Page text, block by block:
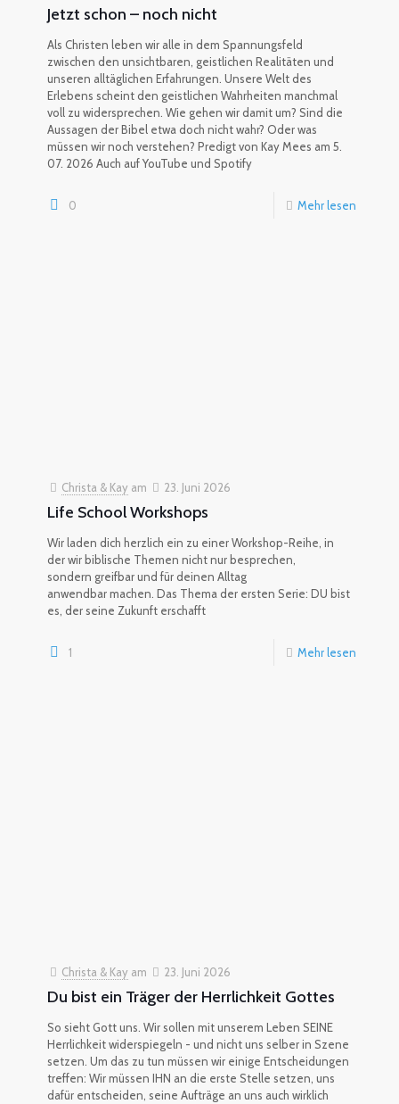
Jetzt schon – noch nicht
Als Christen leben wir alle in dem Spannungsfeld
zwischen den unsichtbaren, geistlichen Realitäten und
unseren alltäglichen Erfahrungen. Unsere Welt des
Erlebens scheint den geistlichen Wahrheiten manchmal
voll zu widersprechen. Wie gehen wir damit um? Sind die
Aussagen der Bibel etwa doch nicht wahr? Oder was
müssen wir noch verstehen? Predigt von Kay Mees am 5.
07. 2026 Auch auf YouTube und Spotify
0 Mehr lesen
Christa & Kay am 23. Juni 2026
Life School Workshops
Wir laden dich herzlich ein zu einer Workshop-Reihe, in
der wir biblische Themen nicht nur besprechen,
sondern greifbar und für deinen Alltag
anwendbar machen. Das Thema der ersten Serie: DU bist
es, der seine Zukunft erschafft
1 Mehr lesen
Christa & Kay am 23. Juni 2026
Du bist ein Träger der Herrlichkeit Gottes
So sieht Gott uns. Wir sollen mit unserem Leben SEINE
Herrlichkeit widerspiegeln - und nicht uns selber in Szene
setzen. Um das zu tun müssen wir einige Entscheidungen
treffen: Wir müssen IHN an die erste Stelle setzen, uns
dafür entscheiden, seine Aufträge an uns auch wirklich